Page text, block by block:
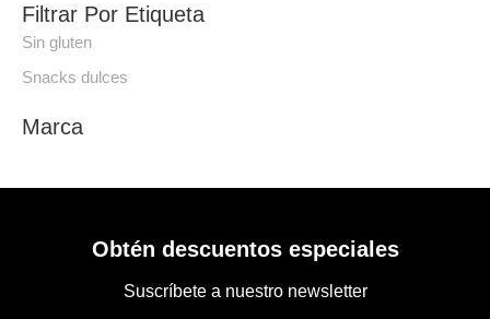
Filtrar Por Etiqueta
Sin gluten
Snacks dulces
Marca
Obtén descuentos especiales
Suscríbete a nuestro newsletter